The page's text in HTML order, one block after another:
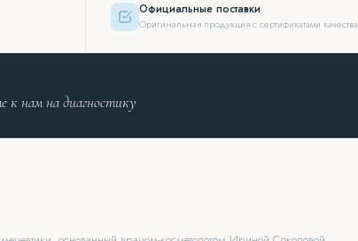
Официальные поставки
Оригинальная продукция с сертификатами качества
к нам на диагностику